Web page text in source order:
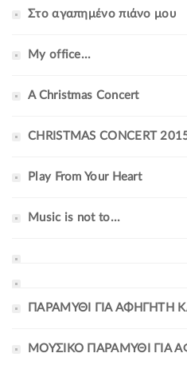
Στο αγαπημένο πιάνο μου
My office...
A Christmas Concert
CHRISTMAS CONCERT
Play From Your Heart
Music is not to...
ΠΑΡΑΜΥΘΙ ΓΙΑ ΑΦΗΓΗΤΗ
ΜΟΥΣΙΚΟ ΠΑΡΑΜΥΘΙ ΓΙΑ